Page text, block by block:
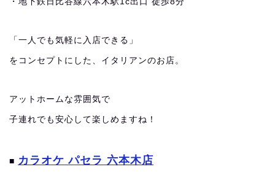
「一人でも気軽に入店できる」
をコンセプトにした、イタリアンのお店。
アットホームな雰囲気で
子連れでも安心して楽しめますね！
■ カラオケ パセラ 六本木店